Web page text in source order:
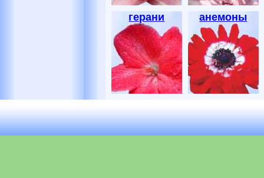
герани анемоны